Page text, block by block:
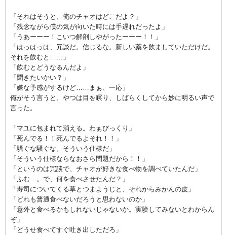
「それはそうと、俺のチャオはどこだよ？」
「残念ながら僕の気が向いた時には手遅れだったよ」
「うあーーー！こいつ解剖しやがったーーー！！」
「はっはっは、冗談だ。信じるな。新しい薬を飲ましていただけだ。
それを飲むと……」
「飲むとどうなるんだよ」
「聞きたいかい？」
「嫌な予感がするけど……まぁ、一応」
俺がそう言うと、やつは目を瞑り、しばらくしてから妙に明るい声で
言った。
「マユに包まれて消える。わぁびっくり」
「死んでる！！死んでるよそれ！！」
「騒ぐな騒ぐな。そういう仕様だ」
「そういう仕様ならなおさら問題だから！！」
「というのは冗談で、チャオが好きな食べ物を調べていたんだ」
「ふむ…。で、何を食べさせたんだ？」
「寿司についてくる草とつまようじと、それからみかんの皮」
「どれも普通食べないだろうと思わないのか」
「意外と食べるかもしれないじゃないか。実験してみないとわからん
ぞ」
「どうせ食べてすぐ吐き出しただろ」